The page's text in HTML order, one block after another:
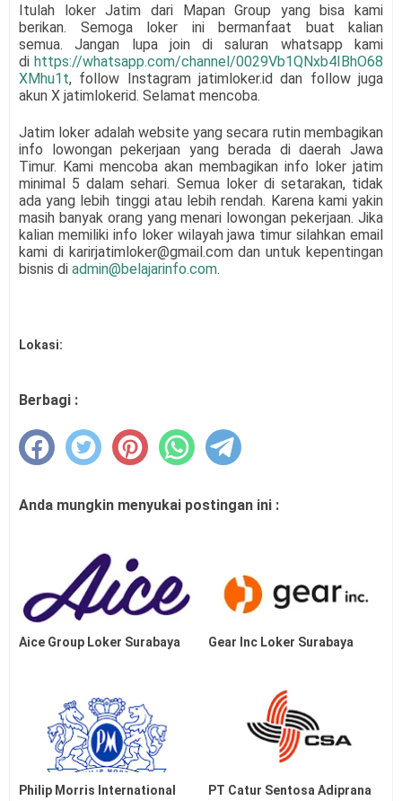
Itulah loker Jatim dari Mapan Group
yang bisa kami
berikan. Semoga loker ini bermanfaat buat kalian
semua.Jangan lupa join di saluran whatsapp kami
di https://whatsapp.com/channel/0029Vb1QNxb4IBhO68
XMhu1t, follow Instagram jatimloker.id dan follow juga
akun X jatimlokerid. Selamat mencoba.
Jatim loker adalah website yang secara rutin membagikan
info lowongan pekerjaan yang berada di daerah Jawa
Timur. Kami mencoba akan membagikan info loker jatim
minimal 5 dalam sehari. Semua loker di setarakan, tidak
ada yang lebih tinggi atau lebih rendah. Karena kami yakin
masih banyak orang yang menari lowongan pekerjaan. Jika
kalian memiliki info loker wilayah jawa timur silahkan email
kami di karirjatimloker@gmail.com dan untuk kepentingan
bisnis di admin@belajarinfo.com.
Lokasi:
Berbagi :
Anda mungkin menyukai postingan ini :
Aice Group Loker Surabaya Gear Inc Loker Surabaya
Philip Morris International
PT Catur Sentosa Adiprana